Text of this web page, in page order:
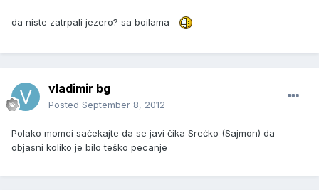
da niste zatrpali jezero? sa boilama
vladimir bg
Posted September 8, 2012
Polako momci sačekajte da se javi čika Srećko (Sajmon) da
objasni koliko je bilo teško pecanje